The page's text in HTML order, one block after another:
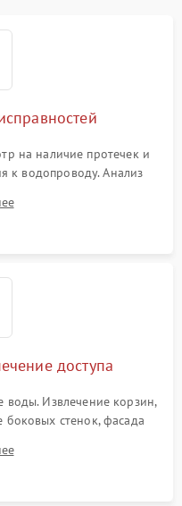
₽
₽ Подробнее →
на наличие протечек и
к водопроводу. Анализ
нагрева, вращения
системы защиты
доступа
воды. Извлечение корзин,
стенок, фасада
и сливной помпе.